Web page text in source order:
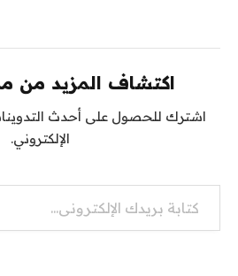
اكتشاف المزيد من
اشترك للحصول على أحدث
الإلكتروني.
كتابة بريدك الإلكتروني...